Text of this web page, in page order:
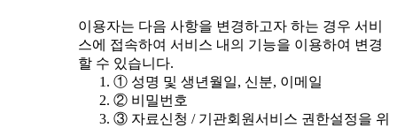
이용자는 다음 사항을 변경하고자 하는 경우 서비
스에 접속하여 서비스 내의 기능을 이용하여 변경
할 수 있습니다.
① 성명 및 생년월일, 신분, 이메일
② 비밀번호
③ 자료신청 / 기관회원서비스 권한설정을 위